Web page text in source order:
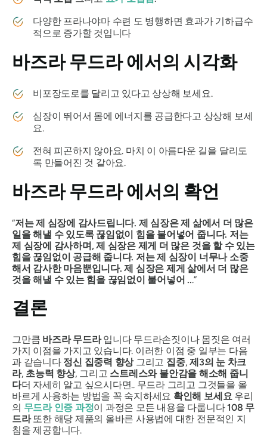
다양한 프라나야마수련 도 병행하면 효과가 기하급수
적으로 증가할 것입니다
바즈라 무드라에서의 시각화
비포장도로를 달리고 있다고 상상해 보세요.
심장이 뛰어서 몸에 에너지를 공급한다고 상상해 보세
요.
전혀 피곤하지 않아요. 마치 이 아름다운 길을 달리도
록 만들어진 것 같아요.
바즈라 무드라에서의 확언
“저는 제 심장에 감사드립니다. 제 심장은 제 삶에서 더 많은
일을 해낼 수 있도록 끊임없이 힘을 불어넣어 줍니다. 저는
제 심장에 감사하며, 제 심장은 제게 더 많은 것을 할 수 있는
힘을 끊임없이 공급해 줍니다. 저는 제 심장이 너무나 소중
해서 감사한 마음뿐입니다. 제 심장은 제게 삶에서 더 많은
것을 해낼 수 있는 힘을 끊임없이 불어넣어 ...”
결론
그만큼 바즈라 무드라입니다 무드라손짓이나 몸짓은 여러
가지 이점을 가지고 있습니다. 이러한 이점 중 일부는 다음
과 같습니다 정신 집중력 향상그리고 집중,제3의 눈 차크
라, 초능력 향상, 그리고 스트레스와 불안감을 해소해 줍니
다더 자세히 알고 싶으시다면.. 무드라그리고 그것들을 올
바르게 사용하는 방법을 꼭 숙지하세요 확인해 보세요우리
의 무드라인증 과정이 과정은 모든 내용을 다룹니다108 무
드라또한 해당 제품의 올바른 사용법에 대한 전문적인 지
침을 제공합니다.